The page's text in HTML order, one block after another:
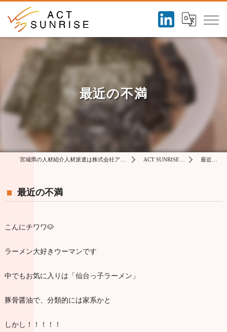
最近の不満
ACT SUNRISE コラム 最近の不満
最近の不満
こんにチワワ🐶
ラーメン大好きウーマンです
中でもお気に入りは「仙台っ子ラーメン」
豚骨醤油で、分類的には家系かと
しかし！！！！！